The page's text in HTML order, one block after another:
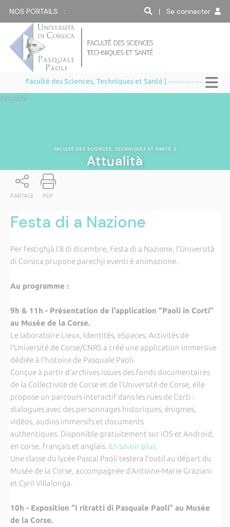
NOS PORTAILS : | Se connecter
Faculté des Sciences, Techniques et Santé |Università di Corsica
Attualità
FACULTÉ DES SCIENCES, TECHNIQUES ET SANTÉ |
Attualità
PARTAGE PDF
Festa di a Nazione
Per festighjà l’8 di dicembre, Festa di a Nazione, l’Università
di Corsica prupone parechji eventi è animazione.
Au programme :
9h & 11h - Présentation de l’application “Paoli in Corti”
au Musée de la Corse.
Le laboratoire Lieux, Identités, eSpaces, Activités de
l’Université de Corse/CNRS a créé une application immersive
dédiée à l’histoire de Pasquale Paoli.
Conçue à partir d’archives issues des fonds documentaires
de la Collectivité de Corse et de l’Université de Corse, elle
propose un parcours interactif dans les rues de Corti :
dialogues avec des personnages historiques, énigmes,
vidéos, audios immersifs et documents
authentiques. Disponible gratuitement sur iOS et Android,
en corse, français et anglais. En savoir plus.
Une classe du lycée Pascal Paoli testera l’outil au départ du
Musée de la Corse, accompagnée d’Antoine-Marie Graziani
et Cyril Villalonga.
10h - Exposition “I ritratti di Pasquale Paoli” au Musée
de la Corse.